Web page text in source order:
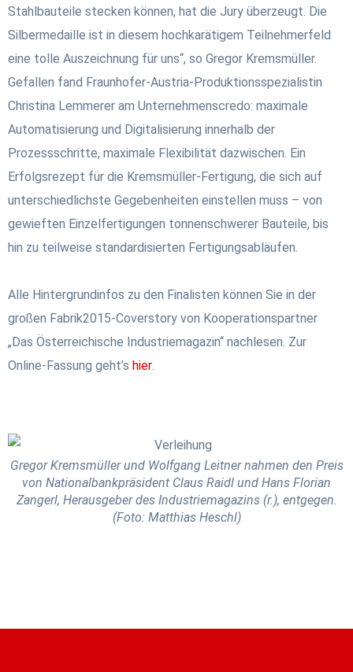
Stahlbauteile stecken können, hat die Jury überzeugt. Die
Silbermedaille ist in diesem hochkarätigem Teilnehmerfeld
eine tolle Auszeichnung für uns“, so Gregor Kremsmüller.
Gefallen fand Fraunhofer-Austria-Produktionsspezialistin
Christina Lemmerer am Unternehmenscredo: maximale
Automatisierung und Digitalisierung innerhalb der
Prozessschritte, maximale Flexibilität dazwischen. Ein
Erfolgsrezept für die Kremsmüller-Fertigung, die sich auf
unterschiedlichste Gegebenheiten einstellen muss – von
gewieften Einzelfertigungen tonnenschwerer Bauteile, bis
hin zu teilweise standardisierten Fertigungsabläufen.
Alle Hintergrundinfos zu den Finalisten können Sie in der
großen Fabrik2015-Coverstory von Kooperationspartner
„Das Österreichische Industriemagazin“ nachlesen. Zur
Online-Fassung geht’s hier.
Gregor Kremsmüller und Wolfgang Leitner nahmen den Preis
von Nationalbankpräsident Claus Raidl und Hans Florian
Zangerl, Herausgeber des Industriemagazins (r.), entgegen.
(Foto: Matthias Heschl)